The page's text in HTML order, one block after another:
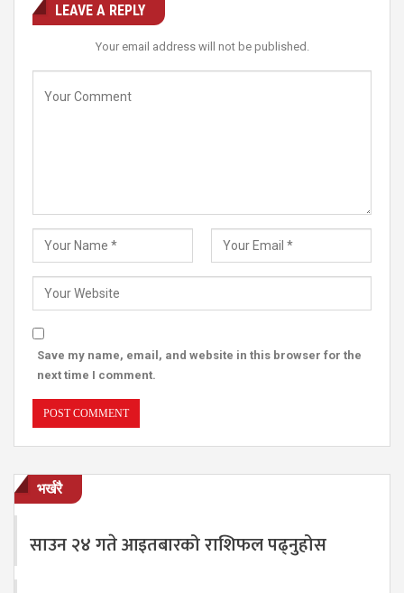
LEAVE A REPLY
Your email address will not be published.
Save my name, email, and website in this browser for the
next time I comment.
भर्खरै
साउन २४ गते आइतबारको राशिफल पढ्नुहोस